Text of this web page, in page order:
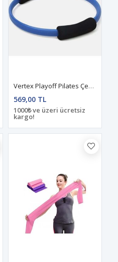
Vertex Playoff Pilates Çemberi Mavi
569,00 TL
1000₺ ve üzeri ücretsiz
kargo!